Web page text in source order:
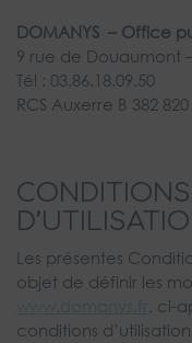
DOMANYS – Office
9 rue de Douaumont –
Tél : 03.86.18.09.50
RCS Auxerre B 382
Les présentes
objet de définir les
www.domanys.fr, ci-
conditions